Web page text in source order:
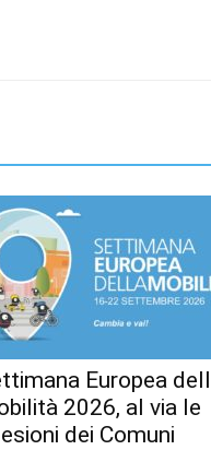
Europea
2026, al via le
dei Comuni